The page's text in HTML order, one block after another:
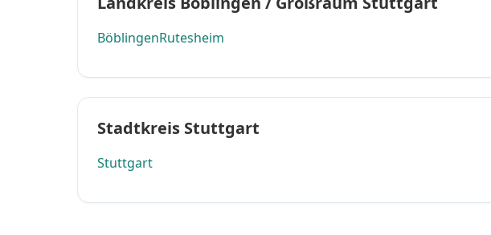
BöblingenRutesheim
Stadtkreis Stuttgart
Stuttgart